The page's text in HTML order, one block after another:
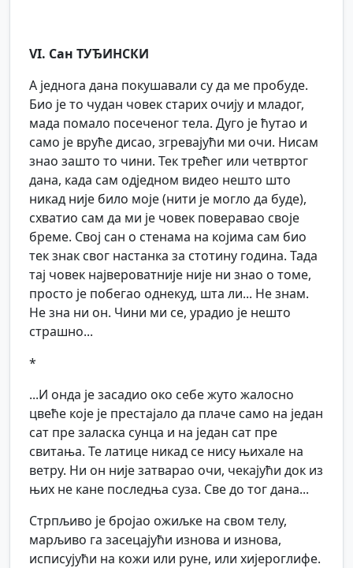
VI. Сан ТУЂИНСКИ
А једнога дана покушавали су да ме пробуде.
Био је то чудан човек старих очију и младог,
мада помало посеченог тела. Дуго је ћутао и
само је вруће дисао, згревајући ми очи. Нисам
знао зашто то чини. Тек трећег или четвртог
дана, када сам одједном видео нешто што
никад није било моје (нити је могло да буде),
схватио сам да ми је човек поверавао своје
бреме. Свој сан о стенама на којима сам био
тек знак свог настанка за стотину година. Тада
тај човек највероватније није ни знао о томе,
просто је побегао однекуд, шта ли... Не знам.
Не зна ни он. Чини ми се, урадио је нешто
страшно...
*
...И онда је засадио око себе жуто жалосно
цвеће које је престајало да плаче само на један
сат пре заласка сунца и на један сат пре
свитања. Те латице никад се нису њихале на
ветру. Ни он није затварао очи, чекајући док из
њих не кане последња суза. Све до тог дана...
Стрпљиво је бројао ожиљке на свом телу,
марљиво га засецајући изнова и изнова,
исписујући на кожи или руне, или хијероглифе.